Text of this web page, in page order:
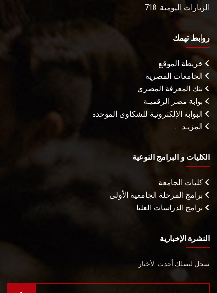
الزيارات اليومية: 718
روابط تهمك
خريطة الموقع
الجامعات المصرية
بنك المعرفة المصري
بوابة مصر الرقميـة
البوابة الإلكترونية للشكاوى الموحدة
المزيـد . . .
الكليات و البرامج النوعية
كليات الجامعة
برامج المرحلة الجامعية الأولى
برامج الدراسات العليا
النشرة الإخبارية
سجل ليصلك أحدث الأخبار